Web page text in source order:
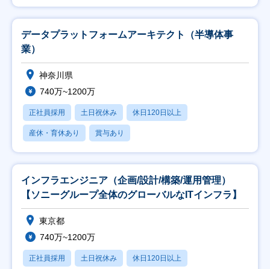
データプラットフォームアーキテクト（半導体事
業）
神奈川県
740万~1200万
正社員採用 土日祝休み 休日120日以上
産休・育休あり 賞与あり
インフラエンジニア（企画/設計/構築/運用管理）
【ソニーグループ全体のグローバルなITインフラ】
東京都
740万~1200万
正社員採用 土日祝休み 休日120日以上